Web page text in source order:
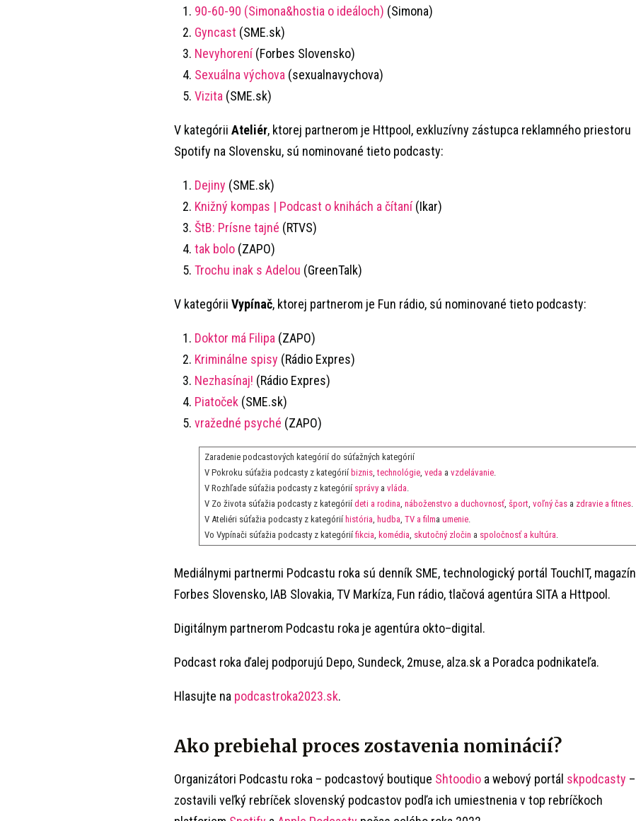
90-60-90 (Simona&hostia o ideáloch) (Simona)
Gyncast (SME.sk)
Nevyhorení(Forbes Slovensko)
Sexuálna výchova (sexualnavychova)
Vizita (SME.sk)
V kategórii Ateliér, ktorej partnerom je Httpool, exkluzívny zástupca reklamného priestoru
Spotify na Slovensku, sú nominované tieto podcasty:
Dejiny (SME.sk)
Knižný kompas | Podcast o knihách a čítaní(Ikar)
ŠtB: Prísne tajné (RTVS)
tak bolo(ZAPO)
Trochu inak s Adelou (GreenTalk)
V kategórii Vypínač, ktorej partnerom je Fun rádio, sú nominované tieto podcasty:
Doktor má Filipa (ZAPO)
Kriminálne spisy (Rádio Expres)
Nezhasínaj! (Rádio Expres)
Piatoček (SME.sk)
vražedné psyché (ZAPO)
Zaradenie podcastových kategórií do súťažných kategórií
V Pokroku súťažia podcasty z kategórií biznis,technológie, veda a vzdelávanie.
V Rozhľade súťažia podcasty z kategórií správya vláda.
V Zo života súťažia podcasty z kategórií deti a rodina, náboženstvo a duchovnosť, šport, voľný časa zdravie a fitnes.
V Ateliéri súťažia podcasty z kategórií história, hudba, TV a filma umenie.
Vo Vypínači súťažia podcasty z kategórií fikcia, komédia, skutočný zločin a spoločnosť a kultúra.
Mediálnymi partnermi Podcastu roka sú denník SME, technologický portál TouchIT, magazín
Forbes Slovensko, IAB Slovakia, TV Markíza, Fun rádio, tlačová agentúra SITA a Httpool.
Digitálnym partnerom Podcastu roka je agentúra okto–digital.
Podcast roka ďalej podporujú Depo, Sundeck, 2muse, alza.sk a Poradca podnikateľa.
Hlasujte na podcastroka2023.sk.
Ako prebiehal proces zostavenia nominácií?
Organizátori Podcastu roka – podcastový boutique Shtoodio a webový portál skpodcasty –
zostavili veľký rebríček slovenský podcastov podľa ich umiestnenia v top rebríčkoch